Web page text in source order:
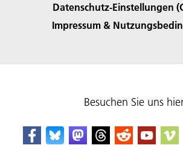
Datenschutz-Einstellungen
Impressum &
Besuchen Sie uns